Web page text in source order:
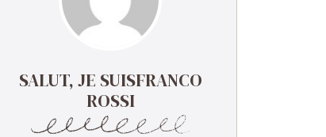
SALUT, JE SUISFRANCO
ROSSI